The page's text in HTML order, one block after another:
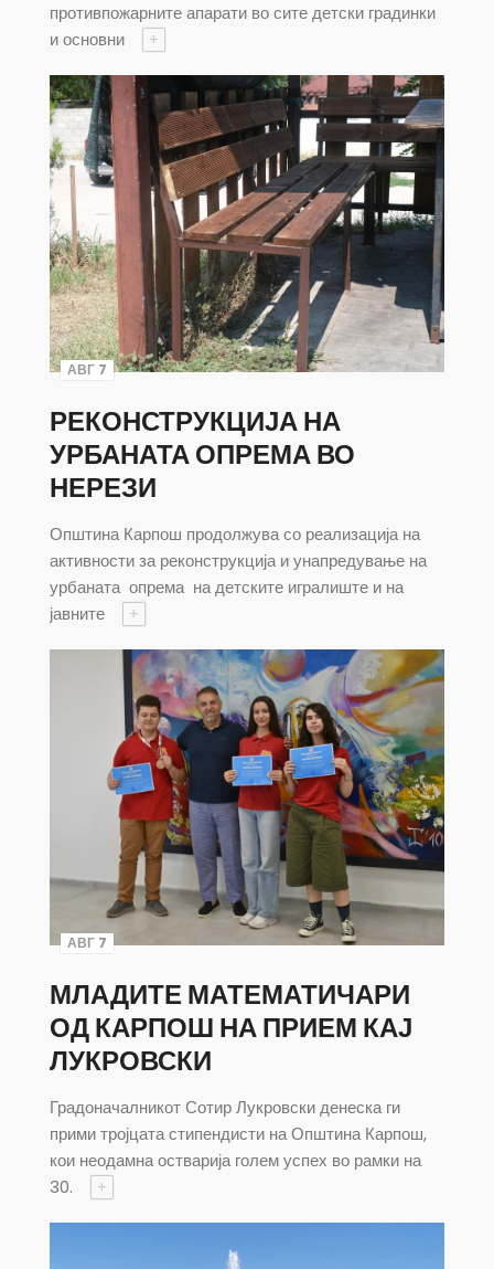
противпожарните апарати во сите детски градинки
и основни
+
АВГ 7
РЕКОНСТРУКЦИЈА НА
УРБАНАТА ОПРЕМА ВО
НЕРЕЗИ
Општина Карпош продолжува со реализација на
активности за реконструкција и унапредување на
урбаната опрема на детските игралиште и на
јавните
+
АВГ 7
МЛАДИТЕ МАТЕМАТИЧАРИ
ОД КАРПОШ НА ПРИЕМ КАЈ
ЛУКРОВСКИ
Градоначалникот Сотир Лукровски денеска ги
прими тројцата стипендисти на Општина Карпош,
кои неодамна остварија голем успех во рамки на
30.
+